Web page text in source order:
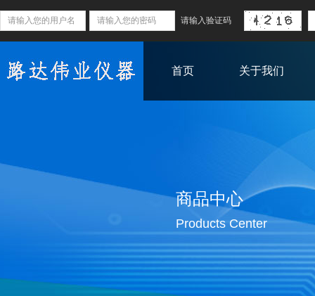
首页 关于我们
商品中心
Products Center